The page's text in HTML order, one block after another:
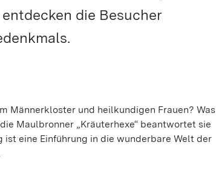
die Besucher
Männerkloster und heilkundigen Frauen? Was
Maulbronner „Kräuterhexe“ beantwortet sie
eine Einführung in die wunderbare Welt der